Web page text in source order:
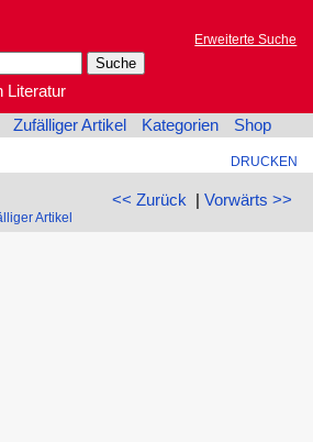
Erweiterte Suche
Literatur
Zufälliger Artikel Kategorien Shop
DRUCKEN
<< Zurück | Vorwärts >>
Artikel